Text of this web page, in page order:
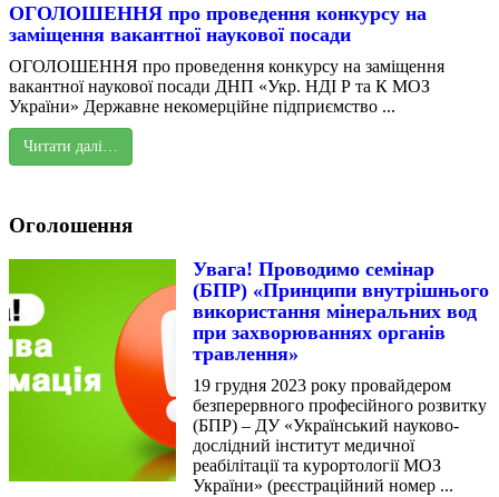
ОГОЛОШЕННЯ про проведення конкурсу на
заміщення вакантної наукової посади
ОГОЛОШЕННЯ про проведення конкурсу на заміщення
вакантної наукової посади ДНП «Укр. НДІ Р та К МОЗ
України» Державне некомерційне підприємство ...
Читати далі…
Оголошення
Увага! Проводимо семінар
(БПР) «Принципи внутрішнього
використання мінеральних вод
при захворюваннях органів
травлення»
19 грудня 2023 року провайдером
безперервного професійного розвитку
(БПР) – ДУ «Український науково-
дослідний інститут медичної
реабілітації та курортології МОЗ
України» (реєстраційний номер ...